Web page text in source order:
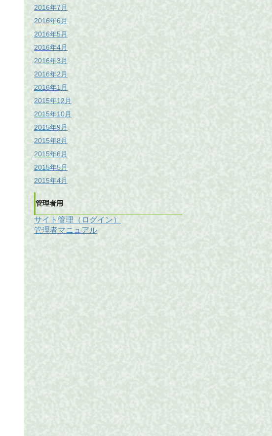
2016年7月
2016年6月
2016年5月
2016年4月
2016年3月
2016年2月
2016年1月
2015年12月
2015年10月
2015年9月
2015年8月
2015年6月
2015年5月
2015年4月
管理者用
サイト管理（ログイン）
管理者マニュアル